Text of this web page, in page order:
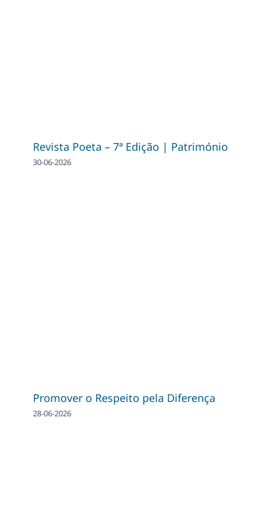
Revista Poeta – 7ª Edição | Património
30-06-2026
Promover o Respeito pela Diferença
28-06-2026